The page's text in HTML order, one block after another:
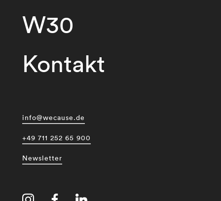
W30
Kontakt
info@wecause.de
+49 711 252 65 900
Newsletter